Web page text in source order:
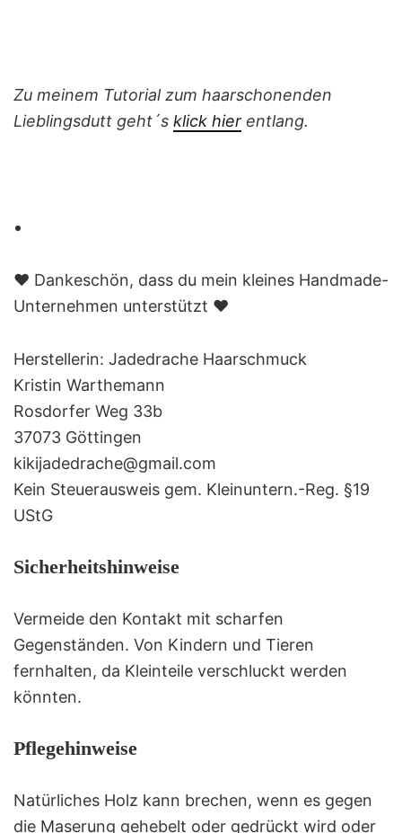
Zu meinem Tutorial zum haarschonenden
Lieblingsdutt geht´s klick hier entlang.
❤️ Dankeschön, dass du mein kleines Handmade-
Unternehmen unterstützt ❤️
Herstellerin: Jadedrache Haarschmuck
Kristin Warthemann
Rosdorfer Weg 33b
37073 Göttingen
kikijadedrache@gmail.com
Kein Steuerausweis gem. Kleinuntern.-Reg. §19
UStG
Sicherheitshinweise
Vermeide den Kontakt mit scharfen
Gegenständen. Von Kindern und Tieren
fernhalten, da Kleinteile verschluckt werden
könnten.
Pflegehinweise
Natürliches Holz kann brechen, wenn es gegen
die Maserung gehebelt oder gedrückt wird oder